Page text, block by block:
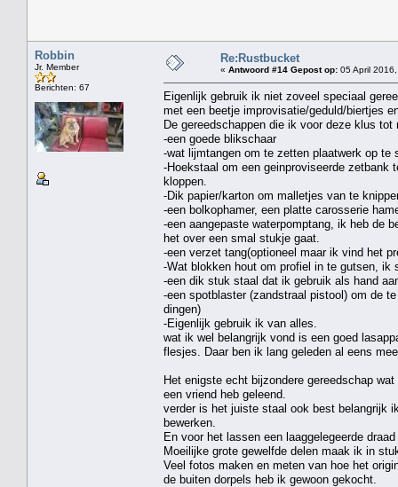
Robbin
Jr. Member
Berichten: 67
Re:Rustbucket
« Antwoord #14 Gepost op: 05 April
Eigenlijk gebruik ik niet zoveel speciaal
met een beetje improvisatie/geduld/biertjes
De gereedschappen die ik voor deze klus
-een goede blikschaar
-wat lijmtangen om te zetten plaatwerk op te
-Hoekstaal om een geinproviseerde zetbank
kloppen.
-Dik papier/karton om malletjes van te
-een bolkophamer, een platte carosserie
-een aangepaste waterpomptang, ik heb de
het over een smal stukje gaat.
-een verzet tang(optioneel maar ik vind het
-Wat blokken hout om profiel in te gutsen, ik
-een dik stuk staal dat ik gebruik als hand
-een spotblaster (zandstraal pistool) om de
dingen)
-Eigenlijk gebruik ik van alles.
wat ik wel belangrijk vond is een goed
flesjes. Daar ben ik lang geleden al eens
Het enigste echt bijzondere gereedschap
een vriend heb geleend.
verder is het juiste staal ook best belangrijk
bewerken.
En voor het lassen een laaggelegeerde
Moeilijke grote gewelfde delen maak ik in
Veel fotos maken en meten van hoe het
de buiten dorpels heb ik gewoon gekocht.